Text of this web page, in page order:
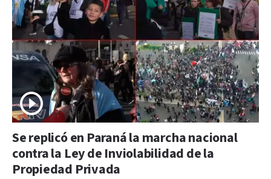
Se replicó en Paraná la marcha nacional
contra la Ley de Inviolabilidad de la
Propiedad Privada